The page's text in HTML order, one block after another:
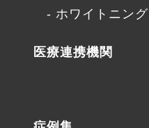
ホワイトニング
医療連携機関